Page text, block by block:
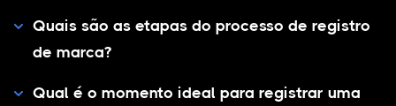
Quais são as etapas do processo de registro
de marca?
Qual é o momento ideal para registrar uma